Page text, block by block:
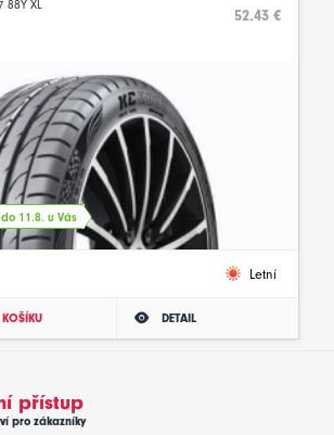
88Y XL
52.43 €
11.8. u Vás
Letní
KOŠÍKU DETAIL
přístup
pro zákazníky